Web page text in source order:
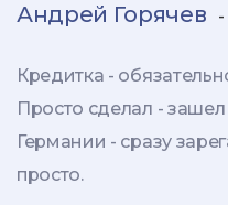
Андрей Горячев -
Кредитка -
Просто сделал -
Германии - сразу
просто.